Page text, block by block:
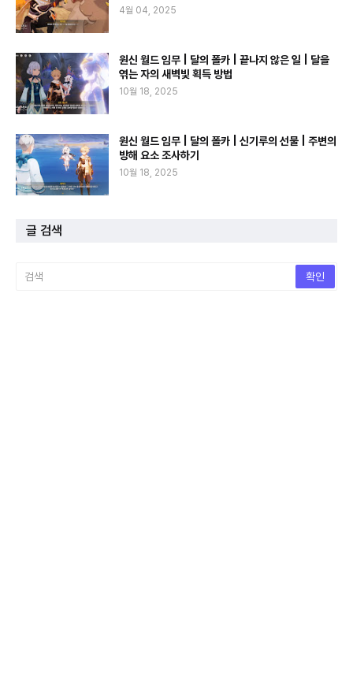
4월 04, 2025
원신 월드 임무 | 달의 폴카 | 끝나지 않은 일 | 달을
엮는 자의 새벽빛 획득 방법
10월 18, 2025
원신 월드 임무 | 달의 폴카 | 신기루의 선물 | 주변의
방해 요소 조사하기
10월 18, 2025
글 검색